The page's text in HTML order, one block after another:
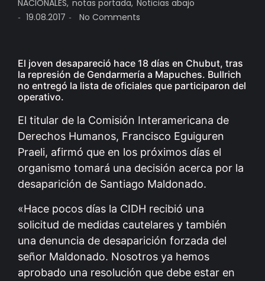
NACIONALES, notas portada, Noticias abajo
- 19.08.2017 - No Comments
El joven desapareció hace 18 días en Chubut, tras
la represión de Gendarmería a Mapuches. Bullrich
no entregó la lista de oficiales que participaron del
operativo.
El titular de la Comisión Interamericana de
Derechos Humanos, Francisco Eguiguren
Praeli, afirmó que en los próximos días el
organismo tomará una decisión acerca por la
desaparición de Santiago Maldonado.
«Hace pocos días la CIDH recibió una
solicitud de medidas cautelares y también
una denuncia de desaparición forzada del
señor Maldonado. Nosotros ya hemos
aprobado una resolución que debe estar en